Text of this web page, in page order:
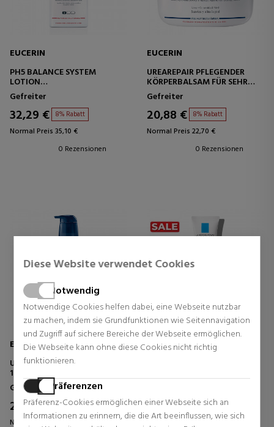
Diese Website verwendet Cookies
Notwendig
Notwendige Cookies helfen dabei, eine Webseite nutzbar
zu machen, indem sie Grundfunktionen wie Seitennavigation
und Zugriff auf sichere Bereiche der Webseite ermöglichen.
Die Webseite kann ohne diese Cookies nicht richtig
funktionieren.
Präferenzen
Präferenz-Cookies ermöglichen einer Webseite sich an
Informationen zu erinnern, die die Art beeinflussen, wie sich
EUCERIN
PH5 BALANCE SYSTEM
LOTION
ULTRALEICHTE
FEUCHTIGKEITSLOTION FÜR
DEN KÖRPER
Gefreiter
32,29 € 8% Rabatt
Normal Preis 35,10 €
0 Rezensionen
EUCERIN
UREAREPAIR PFLEGENDER
KÖRPERBALSAM FÜR SEHR
TROCKENE HAUT
Gefreiter
20,88 € 8% Rabatt
Normal Preis 22,70 €
0 Rezensionen
EUCERIN
UREAREPAIR BODY LOTION
10% UREA SEHR TROCKENE
HAUT
Gefreiter
20,70 € 8% Rabatt
Normal Preis 22,50 €
LA ROCHE POSAY
FÜR FETTIGE HAUT
19,90 € 23% Rabatt
Normal Preis 25,95 €